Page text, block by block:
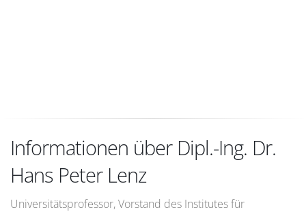
Informationen über Dipl.-Ing. Dr.
Hans Peter Lenz
Universitätsprofessor, Vorstand des Institutes für